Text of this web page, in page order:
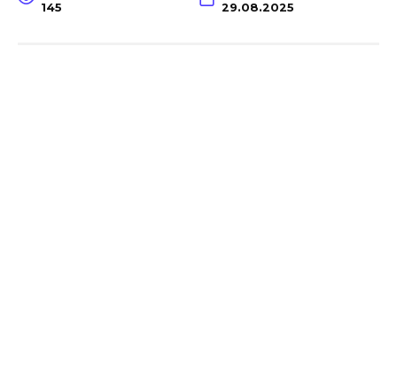
145 29.08.2025